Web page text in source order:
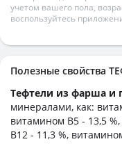
учетом вашего пола,
воспользуйтесь
Полезные свойства
Тефтели из фарша и
минералами, как:
витамином B5 - 13,5
B12 - 11,3 %,